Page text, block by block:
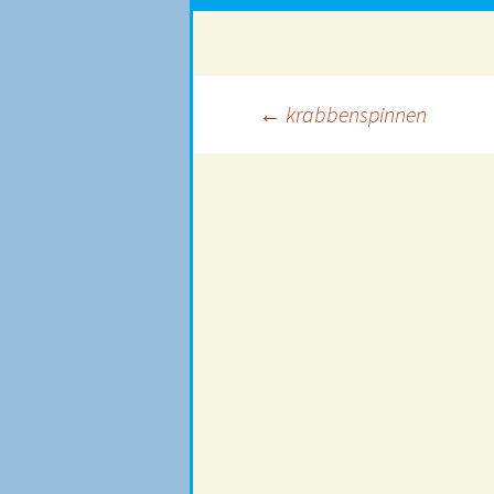
Beitragsnavigation
← krabbenspinnen